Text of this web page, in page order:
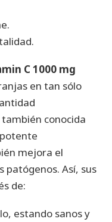
C 1000 mg
en tan sólo
conocida
mejora el
patógenos. Así, sus
de:
estando sanos y